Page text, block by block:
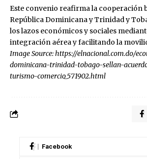
Este convenio reafirma la cooperación
República Dominicana y Trinidad y
los lazos económicos y sociales
integración aérea y facilitando la
Image Source:https://elnacional.com.do/
dominicana-trinidad-tobago-sellan-
turismo-comercio_571902.html
Facebook